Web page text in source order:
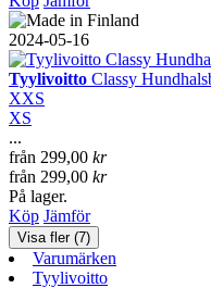
2024-05-16
Tyylivoitto Classy
XXS
XS
...
från 299,00 kr
från 299,00 kr
På lager.
Köp Jämför
Varumärken
Tyylivoitto